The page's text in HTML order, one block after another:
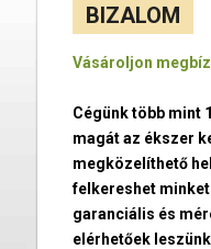
BIZALOM
Vásároljon
Cégünk több mint
magát az ékszer
megközelíthető
felkereshet
garanciális és
elérhetőek